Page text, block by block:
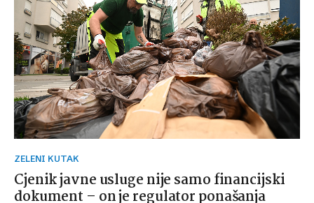
ZELENI KUTAK
Cjenik javne usluge nije samo financijski
dokument – on je regulator ponašanja